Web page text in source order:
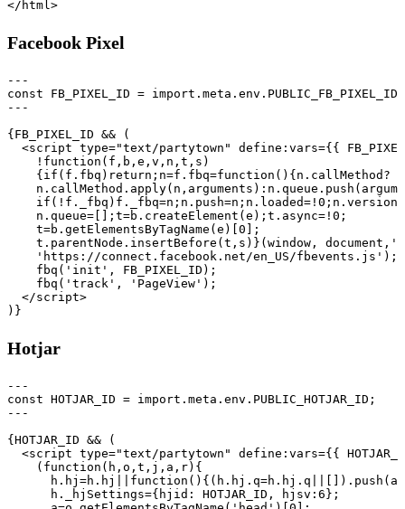
Facebook Pixel
---
const FB_PIXEL_ID = import.meta.env.PUBLIC_FB_PIXEL_ID;
---
{FB_PIXEL_ID && (
<script type="text/partytown" define:vars={{
    !function(f,b,e,v,n,t,s)
    {if(f.fbq)return;n=f.fbq=function(){n.callMethod?
    n.queue=[];t=b.createElement(e);t.async=!0;
    t=b.getElementsByTagName(e)[0];
t.parentNode.insertBefore(t,s)}(window,
    'https://connect.facebook.net/en_US/fbevents.js');
    fbq('init', FB_PIXEL_ID);
    fbq('track', 'PageView');
  </script>
Hotjar
---
const HOTJAR_ID = import.meta.env.PUBLIC_HOTJAR_ID;
---
{HOTJAR_ID && (
<script type="text/partytown" define:vars={{
    (function(h,o,t,j,a,r){
      h._hjSettings={hjid: HOTJAR_ID, hjsv:6};